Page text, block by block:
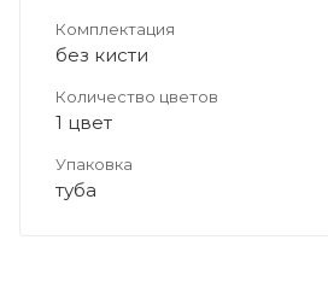
Комплектация
без кисти
Количество цветов
1 цвет
Упаковка
туба